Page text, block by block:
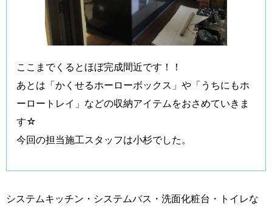
ここまでくるとほぼ完成間近です！！
あとは「かくせるホーローボックス」や「うちにもホ
ーロートレイ」などの収納アイテムをおさめていきま
す☆
今回の担当施工スタッフは小杉でした。
システムキッチン・システムバス・洗面化粧台・トイレな